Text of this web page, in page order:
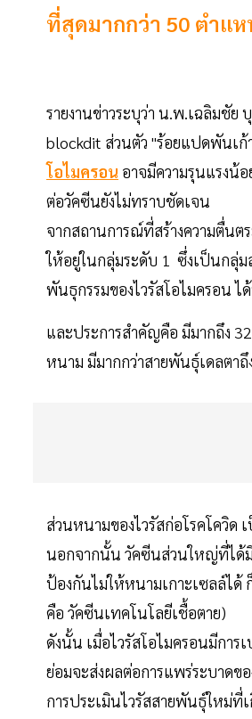
ที่สุดมากกว่า 50 ตำแ
รายงานข่าวระบุว่า น.พ.เฉลิมชั
blockdit ส่วนตัว "ร้อยแปดพันเก้
โอไมครอน อาจมีความรุนแรงน้อ
ต่อวัคซีนยังไม่ทราบชัดเจน
จากสถานการณ์ที่สร้างความตื่นต
ให้อยู่ในกลุ่มระดับ 1 ซึ่งเป็นกลุ่ม
พันธุกรรมของไวรัสโอไมครอน
และประการสำคัญคือ มีมากถึง
หนาม มีมากกว่าสายพันธุ์เดลตาถึ
ส่วนหนามของไวรัสก่อโรคโควิด
นอกจากนั้น วัคซีนส่วนใหญ่ที่ได้มี
ป้องกันไม่ให้หนามเกาะเซลล์ได้
คือ วัคซีนเทคโนโลยีเชื้อตาย)
ดังนั้น เมื่อไวรัสโอไมครอนมีการ
ย่อมจะส่งผลต่อการแพร่ระบาดข
การประเมินไวรัสสายพันธุ์ใหม่